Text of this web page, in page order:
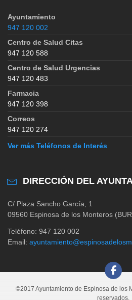
Ayuntamiento
947 120 002
Centro de Salud Citas
947 120 588
Centro de Salud Urgencias
947 120 483
Farmacia
947 120 398
Correos
947 120 274
Ver más Teléfonos de Interés
DIRECCIÓN DEL
C/ Plaza Sancho García, 1
09560 Espinosa de los Monteros
Teléfono: 947 120 002
Email:
©2017 Ayuntamiento de Espinosa de los
reservados.